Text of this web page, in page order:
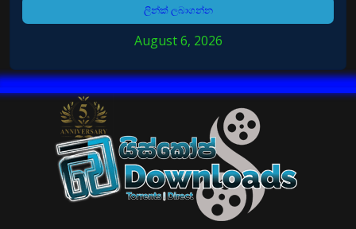
ලින්ක් ලබාගන්න
August 6, 2026